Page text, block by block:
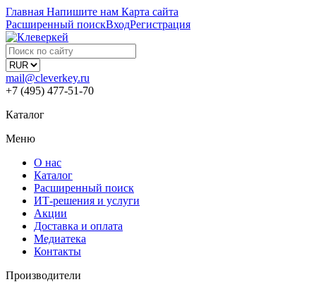
Главная Напишите нам Карта сайта
Расширенный поискВходРегистрация
mail@cleverkey.ru
+7 (495) 477-51-70
Каталог
Меню
О нас
Каталог
Расширенный поиск
ИТ-решения и услуги
Акции
Доставка и оплата
Медиатека
Контакты
Производители